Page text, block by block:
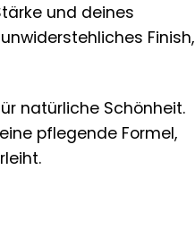
und deines
Finish,
natürliche Schönheit.
pflegende Formel,